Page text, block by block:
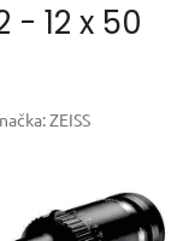
- 12 x 50
ZEISS